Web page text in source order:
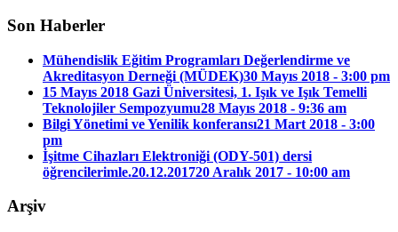
Son Haberler
Mühendislik Eğitim Programları Değerlendirme ve
Akreditasyon Derneği (MÜDEK)30 Mayıs 2018 - 3:00 pm
15 Mayıs 2018 Gazi Üniversitesi, 1. Işık ve Işık Temelli
Teknolojiler Sempozyumu28 Mayıs 2018 - 9:36 am
Bilgi Yönetimi ve Yenilik konferansı21 Mart 2018 - 3:00
pm
İşitme Cihazları Elektroniği (ODY-501) dersi
öğrencilerimle.20.12.201720 Aralık 2017 - 10:00 am
Arşiv